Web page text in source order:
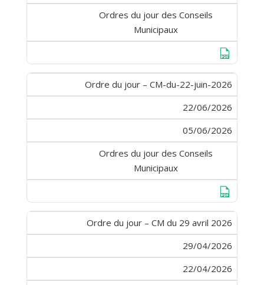
Ordres du jour des Conseils
Municipaux
Ordre du jour – CM-du-22-juin-2026
22/06/2026
05/06/2026
Ordres du jour des Conseils
Municipaux
Ordre du jour – CM du 29 avril 2026
29/04/2026
22/04/2026